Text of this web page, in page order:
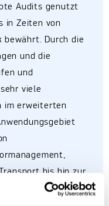
Audits genutzt
in Zeiten von
bewährt. Durch die
und die
und
viele
im erweiterten
bis hin zur
Außerdem